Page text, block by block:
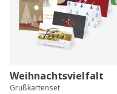
Weihnachtsvielfalt
Grußkartenset